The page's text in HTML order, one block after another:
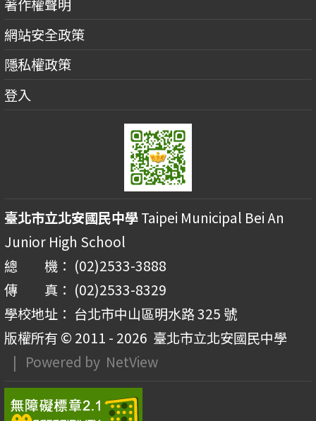
著作權聲明
網站安全政策
隱私權政策
登入
臺北市立北安國民中學Taipei Municipal Bei An
Junior High School
總 機： (02)2533-3888
傳 真： (02)2533-8329
學校地址： 台北市中山區明水路 325 號
版權所有 © 2011 - 2026 臺北市立北安國民中學
| Powered by NetView